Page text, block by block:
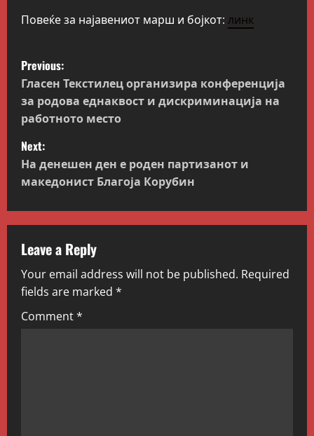
Повеќе за најавениот марш и бојкот: линк
P
o
s
t
n
a
v
i
g
a
Previous:
Гласен Текстилец организира конференција
за родова еднаквост и дискриминација на
работното место
Next:
На денешен ден е роден партизанот и
македонист Благоја Корубин
Leave a Reply
Your email address will not be published. Required
fields are marked *
Comment*